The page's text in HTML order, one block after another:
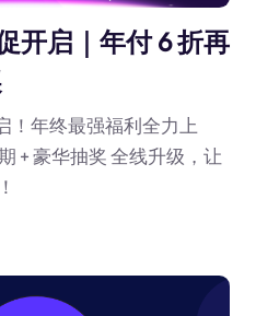
开启｜年付 6 折再
！年终最强福利全力上
+ 豪华抽奖 全线升级，让